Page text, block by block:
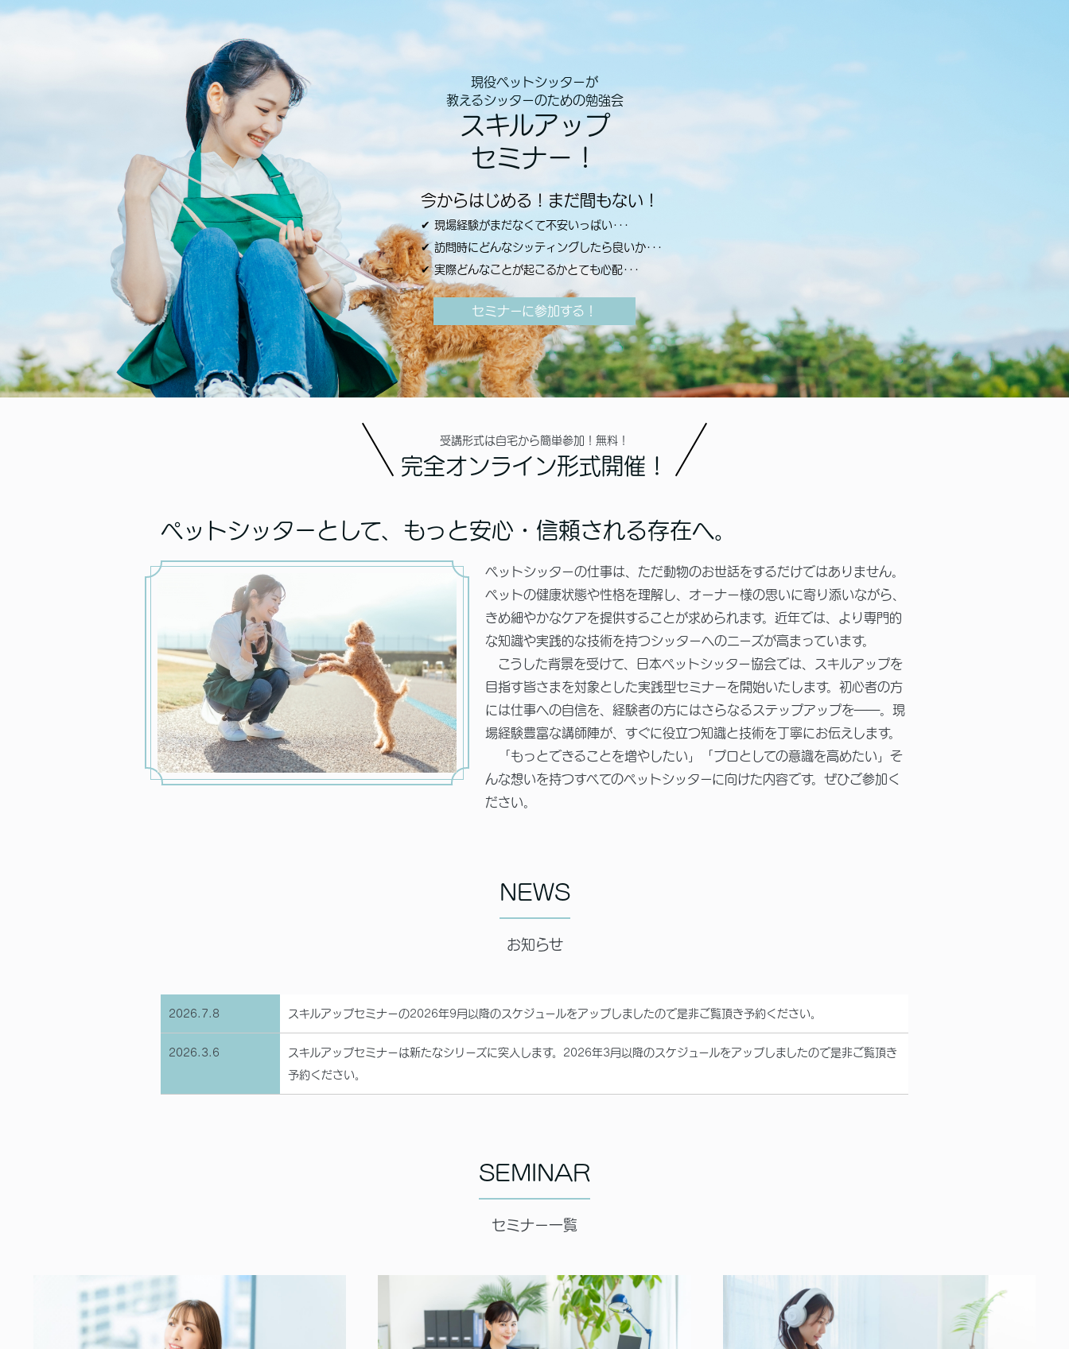
現役ペットシッターが
教えるシッターのための勉強会
スキルアップ
セミナー！
今からはじめる！まだ間もない！
✔ 現場経験がまだなくて不安いっぱい･･･
✔ 訪問時にどんなシッティングしたら良いか･･･
✔ 実際どんなことが起こるかとても心配･･･
セミナーに参加する！
受講形式は自宅から簡単参加！無料！
完全オンライン形式開催！
ペットシッターとして、もっと安心・信頼される存在へ。
ペットシッターの仕事は、ただ動物のお世話をするだけではありません。
ペットの健康状態や性格を理解し、オーナー様の思いに寄り添いながら、
きめ細やかなケアを提供することが求められます。近年では、より専門的
な知識や実践的な技術を持つシッターへのニーズが高まっています。
こうした背景を受けて、日本ペットシッター協会では、スキルアップを
目指す皆さまを対象とした実践型セミナーを開始いたします。初心者の方
には仕事への自信を、経験者の方にはさらなるステップアップを――。現
場経験豊富な講師陣が、すぐに役立つ知識と技術を丁寧にお伝えします。
「もっとできることを増やしたい」「プロとしての意識を高めたい」そ
んな想いを持つすべてのペットシッターに向けた内容です。ぜひご参加く
ださい。
NEWS
お知らせ
2026.7.8 スキルアップセミナーの2026年9月以降のスケジュールをアップしましたので是非ご覧頂き予約ください。
2026.3.6
スキルアップセミナーは新たなシリーズに突入します。2026年3月以降のスケジュールをアップしましたので是非ご覧頂き
予約ください。
SEMINAR
セミナー一覧